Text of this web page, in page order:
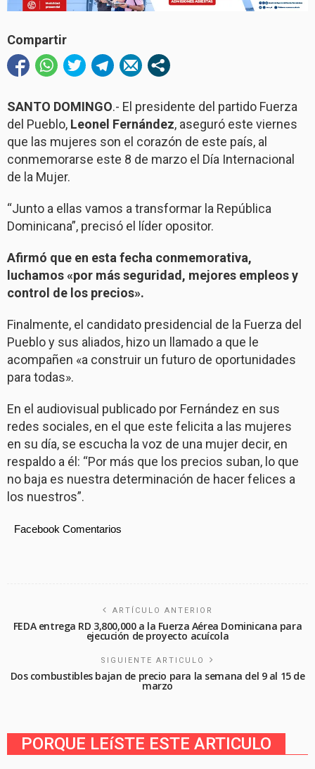
Compartir
SANTO DOMINGO.- El presidente del partido Fuerza
del Pueblo, Leonel Fernández, aseguró este viernes
que las mujeres son el corazón de este país, al
conmemorarse este 8 de marzo el Día Internacional
de la Mujer.
“Junto a ellas vamos a transformar la República
Dominicana”, precisó el líder opositor.
Afirmó que en esta fecha conmemorativa,
luchamos «por más seguridad, mejores empleos y
control de los precios».
Finalmente, el candidato presidencial de la Fuerza del
Pueblo y sus aliados, hizo un llamado a que le
acompañen «a construir un futuro de oportunidades
para todas».
En el audiovisual publicado por Fernández en sus
redes sociales, en el que este felicita a las mujeres
en su día, se escucha la voz de una mujer decir, en
respaldo a él: “Por más que los precios suban, lo que
no baja es nuestra determinación de hacer felices a
los nuestros”.
Facebook Comentarios
ARTÍCULO ANTERIOR
FEDA entrega RD 3,800,000 a la Fuerza Aérea Dominicana para
ejecución de proyecto acuícola
SIGUIENTE ARTICULO
Dos combustibles bajan de precio para la semana del 9 al 15 de
marzo
PORQUE LEíSTE ESTE ARTICULO